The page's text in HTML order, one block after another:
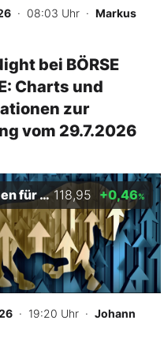
· 08:03 Uhr · Markus
bei BÖRSE
Charts und
zur
vom 29.7.2026
Ewigkeit Index 118,95 +0,46%
· 19:20 Uhr · Johann